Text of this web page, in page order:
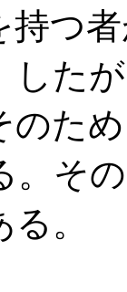
持つ
した
のた
。そ
。